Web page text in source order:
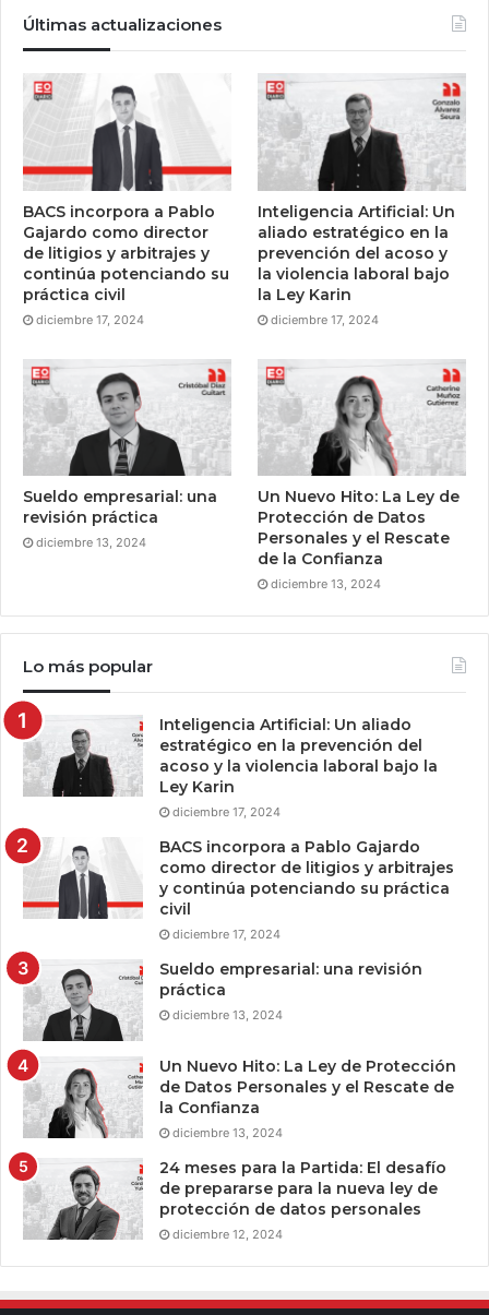
Últimas actualizaciones
BACS incorpora a Pablo
Gajardo como director
de litigios y arbitrajes y
continúa potenciando su
práctica civil
diciembre 17, 2024
Inteligencia Artificial: Un
aliado estratégico en la
prevención del acoso y
la violencia laboral bajo
la Ley Karin
diciembre 17, 2024
Sueldo empresarial: una
revisión práctica
diciembre 13, 2024
Un Nuevo Hito: La Ley de
Protección de Datos
Personales y el Rescate
de la Confianza
diciembre 13, 2024
Lo más popular
Inteligencia Artificial: Un aliado
estratégico en la prevención del
acoso y la violencia laboral bajo la
Ley Karin
diciembre 17, 2024
BACS incorpora a Pablo Gajardo
como director de litigios y arbitrajes
y continúa potenciando su práctica
civil
diciembre 17, 2024
Sueldo empresarial: una revisión
práctica
diciembre 13, 2024
Un Nuevo Hito: La Ley de Protección
de Datos Personales y el Rescate de
la Confianza
diciembre 13, 2024
24 meses para la Partida: El desafío
de prepararse para la nueva ley de
protección de datos personales
diciembre 12, 2024